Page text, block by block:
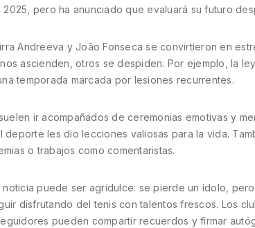
pero ha anunciado que evaluará su futuro
Andreeva y João Fonseca se convirtieron en
ascienden, otros se despiden. Por ejemplo, la
temporada marcada por lesiones recurrentes.
ir acompañados de ceremonias emotivas y
deporte les dio lecciones valiosas para la vida.
o trabajos como comentaristas.
puede ser agridulce: se pierde un ídolo,
disfrutando del tenis con talentos frescos. Los
pueden compartir recuerdos y firmar